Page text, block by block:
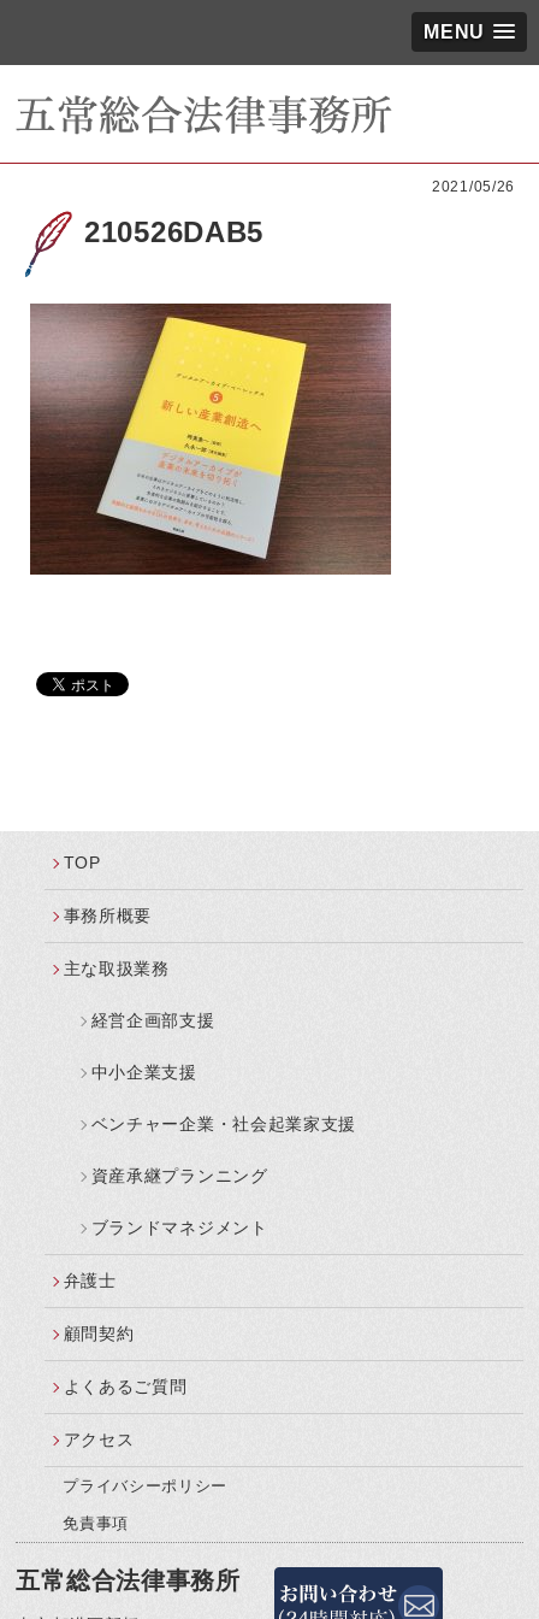
MENU
2021/05/26
210526DAB5
TOP
事務所概要
主な取扱業務
経営企画部支援
中小企業支援
ベンチャー企業・社会起業家支援
資産承継プランニング
ブランドマネジメント
弁護士
顧問契約
よくあるご質問
アクセス
プライバシーポリシー
免責事項
五常総合法律事務所